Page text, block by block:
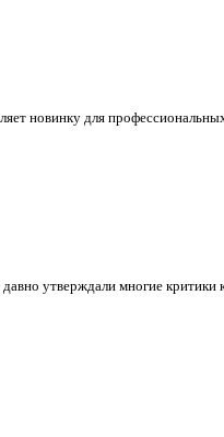
новинку для
утверждали многие